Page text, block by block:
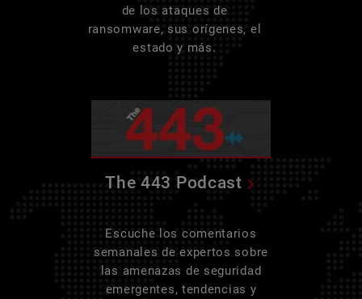
de los ataques de
ransomware, sus orígenes, el
estado y más.
The 443 Podcast
Escuche los comentarios
semanales de expertos sobre
las amenazas de seguridad
emergentes, tendencias y